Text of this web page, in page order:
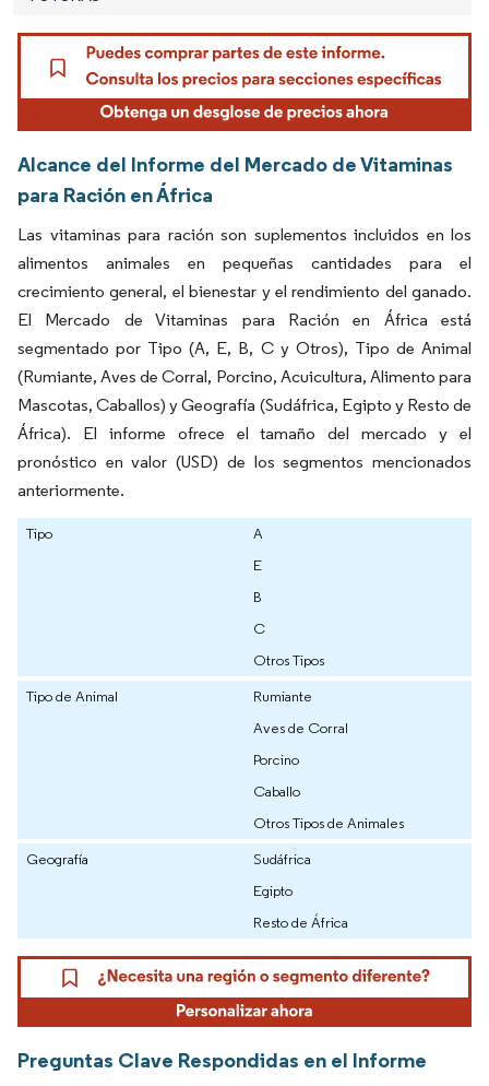
Alcance del Informe del Mercado de Vitaminas
para Ración en África
Las vitaminas para ración son suplementos incluidos en los
alimentos animales en pequeñas cantidades para el
crecimiento general, el bienestar y el rendimiento del ganado.
El Mercado de Vitaminas para Ración en África está
segmentado por Tipo (A, E, B, C y Otros), Tipo de Animal
(Rumiante, Aves de Corral, Porcino, Acuicultura, Alimento para
Mascotas, Caballos) y Geografía (Sudáfrica, Egipto y Resto de
África). El informe ofrece el tamaño del mercado y el
pronóstico en valor (USD) de los segmentos mencionados
anteriormente.
Tipo
A
E
B
C
Otros Tipos
Tipo de Animal
Rumiante
Aves de Corral
Porcino
Caballo
Otros Tipos de Animales
Geografía
Sudáfrica
Egipto
Resto de África
Preguntas Clave Respondidas en el Informe